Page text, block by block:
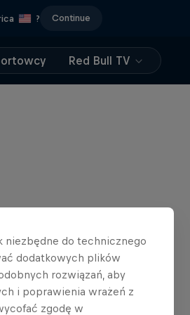
? Continue
Red Bull TV
niezbędne do technicznego
dodatkowych plików
rozwiązań, aby
i poprawienia wrażeń z
zgodę w